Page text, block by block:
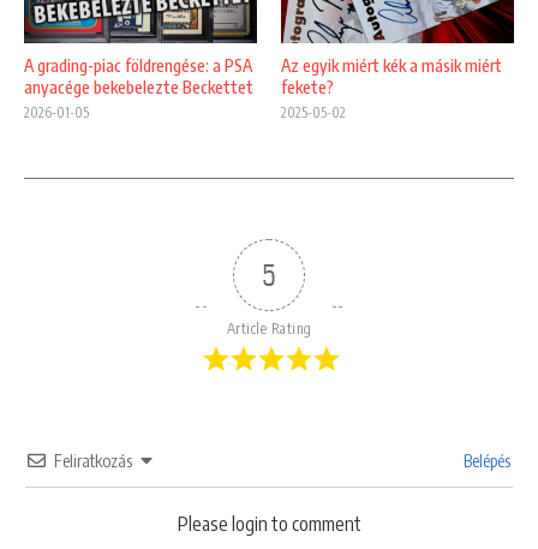
A grading-piac földrengése: a PSA
anyacége bekebelezte Beckettet
2026-01-05
Az egyik miért kék a másik miért
fekete?
2025-05-02
5
Article Rating
Feliratkozás Belépés
Please login to comment